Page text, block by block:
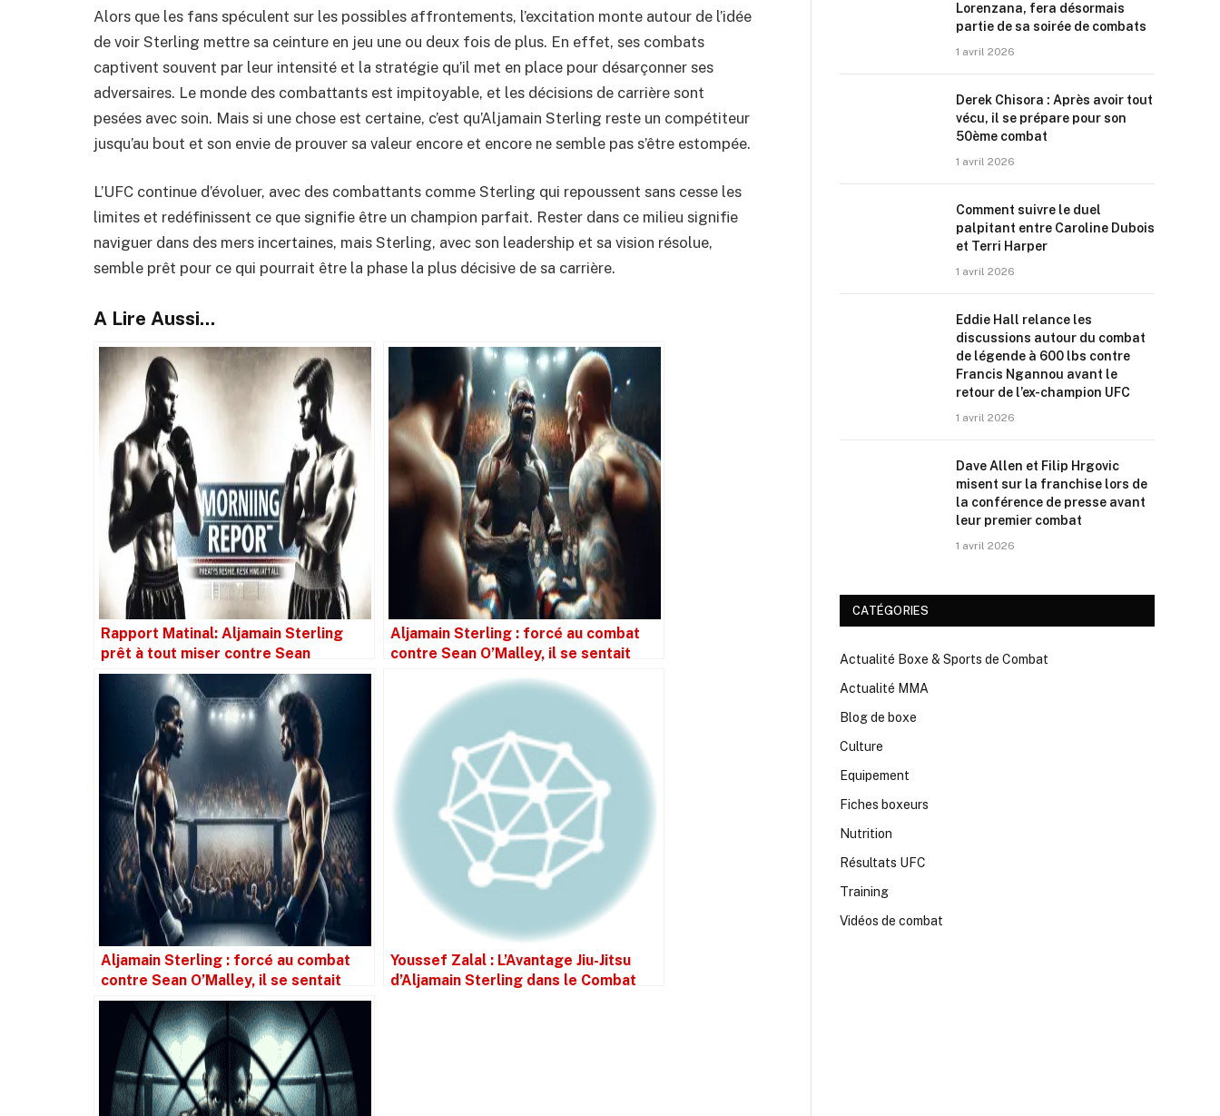
Alors que les fans spéculent sur les possibles affrontements, l’excitation monte autour de l’idée
de voir Sterling mettre sa ceinture en jeu une ou deux fois de plus. En effet, ses combats
captivent souvent par leur intensité et la stratégie qu’il met en place pour désarçonner ses
adversaires. Le monde des combattants est impitoyable, et les décisions de carrière sont
pesées avec soin. Mais si une chose est certaine, c’est qu’Aljamain Sterling reste un compétiteur
jusqu’au bout et son envie de prouver sa valeur encore et encore ne semble pas s’être estompée.
L’UFC continue d’évoluer, avec des combattants comme Sterling qui repoussent sans cesse les
limites et redéfinissent ce que signifie être un champion parfait. Rester dans ce milieu signifie
naviguer dans des mers incertaines, mais Sterling, avec son leadership et sa vision résolue,
semble prêt pour ce qui pourrait être la phase la plus décisive de sa carrière.
A Lire Aussi...
Rapport Matinal: Aljamain Sterling
prêt à tout miser contre Sean
O’Malley en revanche
Aljamain Sterling : forcé au combat
contre Sean O’Malley, il se sentait
Aljamain Sterling : forcé au combat
contre Sean O’Malley, il se sentait
simple figurant
Youssef Zalal : L’Avantage Jiu-Jitsu
d’Aljamain Sterling dans le Combat
Lorenzana, fera désormais
partie de sa soirée de combats
1 avril 2026
Derek Chisora : Après avoir tout
vécu, il se prépare pour son
50ème combat
1 avril 2026
Comment suivre le duel
palpitant entre Caroline Dubois
et Terri Harper
1 avril 2026
Eddie Hall relance les
discussions autour du combat
de légende à 600 lbs contre
Francis Ngannou avant le
retour de l’ex-champion UFC
1 avril 2026
Dave Allen et Filip Hrgovic
misent sur la franchise lors de
la conférence de presse avant
leur premier combat
1 avril 2026
CATÉGORIES
Actualité Boxe & Sports de Combat
Actualité MMA
Blog de boxe
Culture
Equipement
Fiches boxeurs
Nutrition
Résultats UFC
Training
Vidéos de combat